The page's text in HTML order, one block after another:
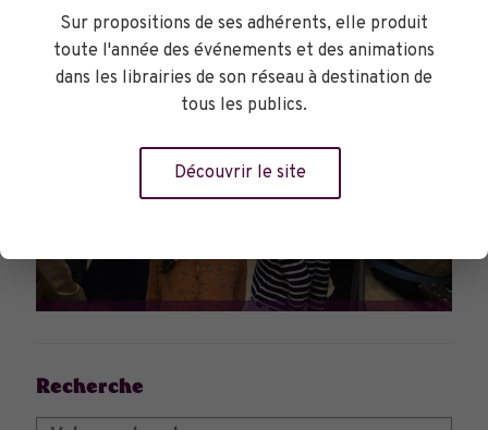
Recherche
Sur propositions de ses adhérents, elle produit
toute l'année des événements et des animations
dans les librairies de son réseau à destination de
tous les publics.
Découvrir le site